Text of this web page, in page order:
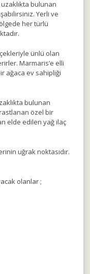
bulunan
Yerli ve
her türlü
ünlü olan
Marmaris’e elli
ağaca ev sahipliği
bulunan
özel bir
elde edilen yağ ilaç
uğrak noktasıdır.
olanlar ;